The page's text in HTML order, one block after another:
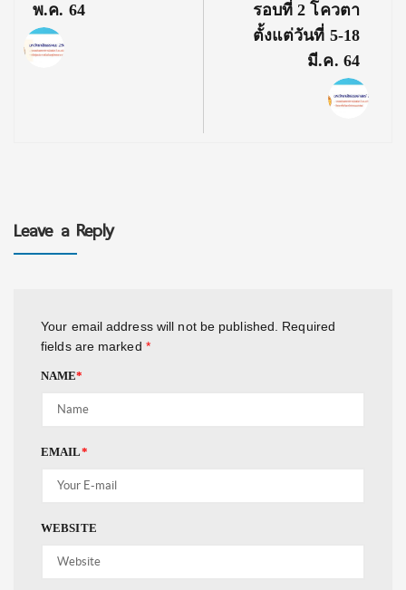
พ.ค. 64
รอบที่ 2 โควตา
ตั้งแต่วันที่ 5-18
มี.ค. 64
Leave a Reply
Your email address will not be published.
Required
fields are marked *
NAME*
EMAIL*
WEBSITE